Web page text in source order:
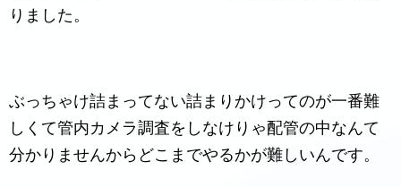
りました。
ぶっちゃけ詰まってない詰まりかけってのが一番難
しくて管内カメラ調査をしなけりゃ配管の中なんて
分かりませんからどこまでやるかが難しいんです。